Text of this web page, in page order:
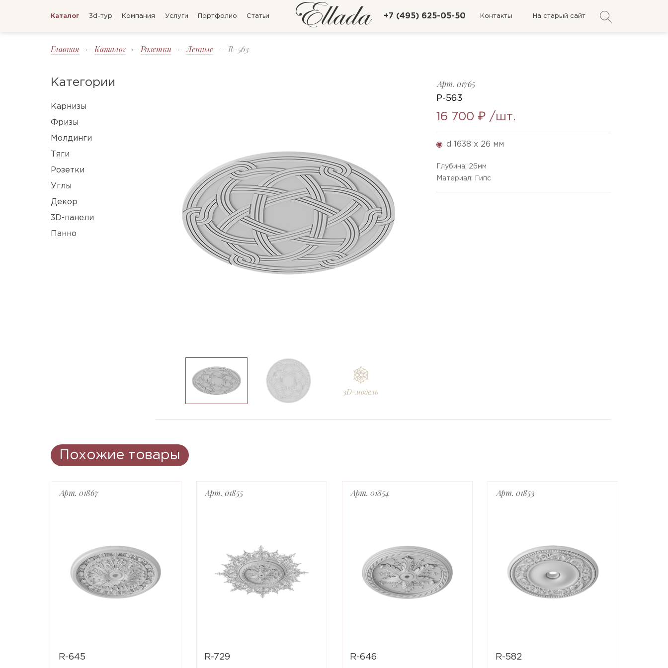
Каталог 3d-тур Компания Услуги Портфолио Статьи +7 (495) 625-05-50 Контакты На старый сайт
Главная Каталог Розетки Лепные R-563
Категории
Карнизы
Фризы
Молдинги
Тяги
Розетки
Углы
Декор
3D-панели
Панно
3D-модель
Арт. 01765
Р-563
16 700 ₽ /шт.
d 1638 x 26 мм
Глубина: 26мм
Материал: Гипс
Похожие товары
Арт. 01867
R-645
Арт. 01855
R-729
Арт. 01854
R-646
Арт. 01853
R-582